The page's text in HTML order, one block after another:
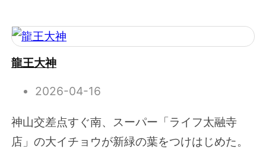
龍王大神
2026-04-16
神山交差点すぐ南、スーパー「ライフ太融寺
店」の大イチョウが新緑の葉をつけはじめた。